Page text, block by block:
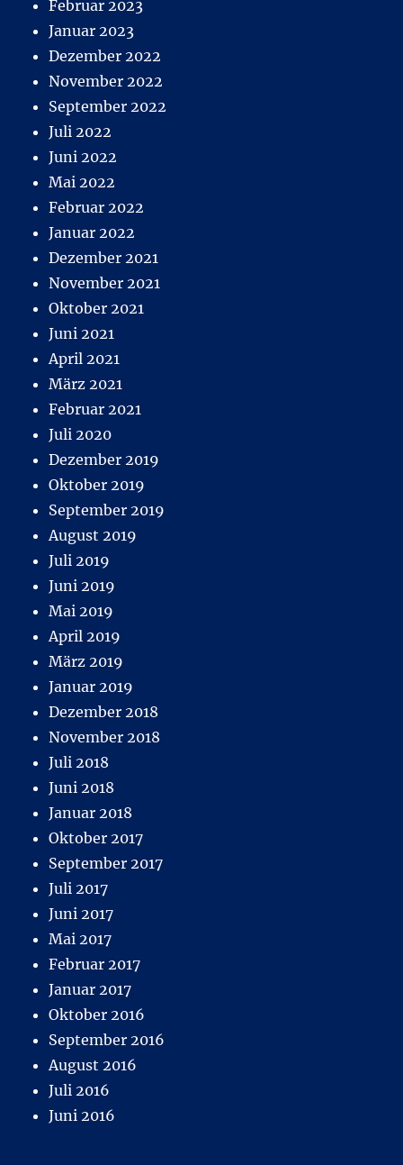
Februar 2023
Januar 2023
Dezember 2022
November 2022
September 2022
Juli 2022
Juni 2022
Mai 2022
Februar 2022
Januar 2022
Dezember 2021
November 2021
Oktober 2021
Juni 2021
April 2021
März 2021
Februar 2021
Juli 2020
Dezember 2019
Oktober 2019
September 2019
August 2019
Juli 2019
Juni 2019
Mai 2019
April 2019
März 2019
Januar 2019
Dezember 2018
November 2018
Juli 2018
Juni 2018
Januar 2018
Oktober 2017
September 2017
Juli 2017
Juni 2017
Mai 2017
Februar 2017
Januar 2017
Oktober 2016
September 2016
August 2016
Juli 2016
Juni 2016